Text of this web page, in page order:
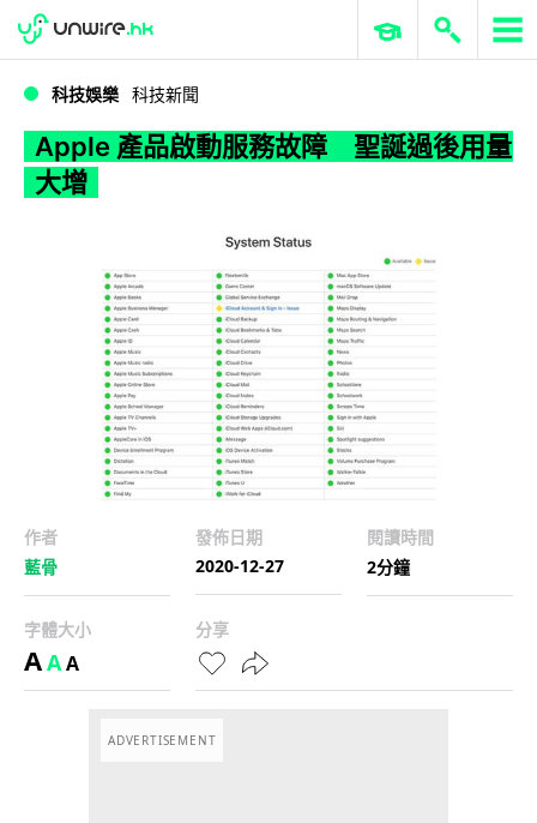
Apple 產品啟動服務故障 聖誕過後用量大增
WWDC 2026 ERP 與商業 AI
科技娛樂 科技新聞
Apple 產品啟動服務故障 聖誕過後用量
大增
作者
藍骨
發佈日期
2020-12-27
閱讀時間
2分鐘
字體大小
AAA
分享
ADVERTISEMENT